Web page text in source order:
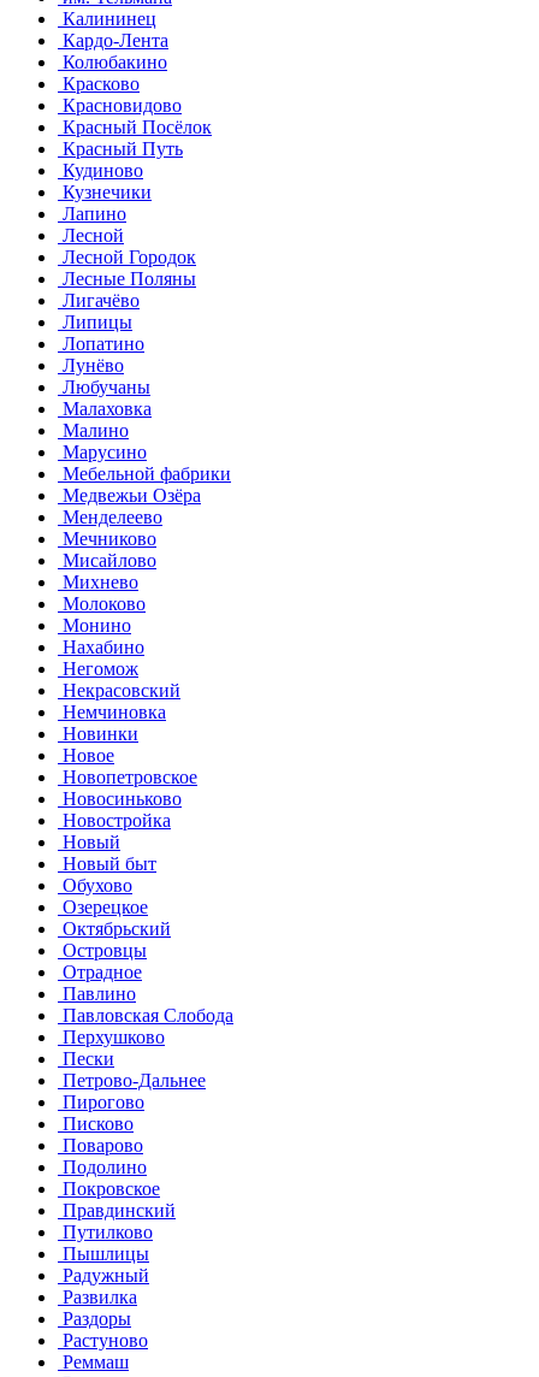
Калининец
Кардо-Лента
Колюбакино
Красково
Красновидово
Красный Посёлок
Красный Путь
Кудиново
Кузнечики
Лапино
Лесной
Лесной Городок
Лесные Поляны
Лигачёво
Липицы
Лопатино
Лунёво
Любучаны
Малаховка
Малино
Марусино
Мебельной фабрики
Медвежьи Озёра
Менделеево
Мечниково
Мисайлово
Михнево
Молоково
Монино
Нахабино
Негомож
Некрасовский
Немчиновка
Новинки
Новое
Новопетровское
Новосиньково
Новостройка
Новый
Новый быт
Обухово
Озерецкое
Октябрьский
Островцы
Отрадное
Павлино
Павловская Слобода
Перхушково
Пески
Петрово-Дальнее
Пирогово
Писково
Поварово
Подолино
Покровское
Правдинский
Путилково
Пышлицы
Радужный
Развилка
Раздоры
Растуново
Реммаш